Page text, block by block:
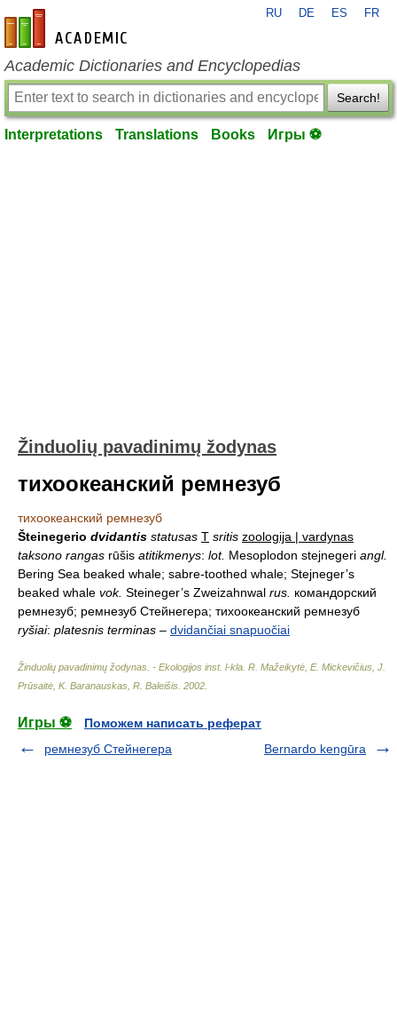
en-academic.com
RU DE ES FR
Academic Dictionaries and Encyclopedias
Search!
Interpretations Translations Books Игры ⚽
Žinduolių pavadinimų žodynas
тихоокеанский ремнезуб
тихоокеанский ремнезуб
Šteinegerio dvidantis statusas T sritis zoologija | vardynas
taksono rangas rūšis atitikmenys: lot. Mesoplodon stejnegeri angl.
Bering Sea beaked whale; sabre-toothed whale; Stejneger’s
beaked whale vok. Steineger’s Zweizahnwal rus. командорский
ремнезуб; ремнезуб Стейнегера; тихоокеанский ремнезуб
ryšiai: platesnis terminas – dvidančiai snapuočiai
Žinduolių pavadinimų žodynas. - Ekologijos inst. l-kla R. Mažeikytė, E. Mickevičius, J.
Prūsaitė, K. Baranauskas, R. Baleišis 2002
Игры ⚽
Поможем написать реферат
ремнезуб Стейнегера
Bernardo kengūra